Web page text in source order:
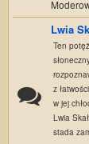
Lwia
Ten
z
w jej
Lwia
stada